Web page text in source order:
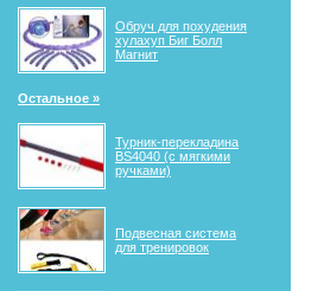
Обруч для похудения
хулахуп Биг Болл
Магнит
Остальное »
Турник-перекладина
BS4040 (с мягкими
ручками)
Подвесная система
для тренировок